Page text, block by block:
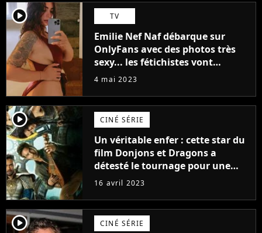
player2 TV
Emilie Nef Naf débarque sur
OnlyFans avec des photos très
sexy... les fétichistes vont
prendre leur pied !
4 mai 2023
player2 CINÉ SÉRIE
Un véritable enfer : cette star du
film Donjons et Dragons a
détesté le tournage pour une
raison très spéciale
16 avril 2023
player2 CINÉ SÉRIE